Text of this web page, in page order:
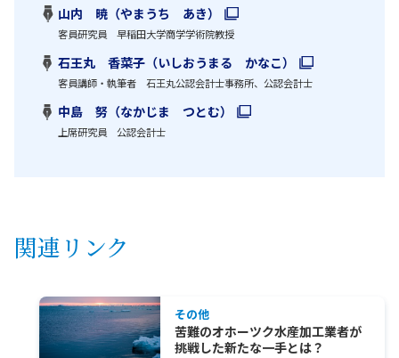
山内 暁（やまうち あき）
客員研究員 早稲田大学商学学術院教授
石王丸 香菜子（いしおうまる かなこ）
客員講師・執筆者 石王丸公認会計士事務所、公認会計士
中島 努（なかじま つとむ）
上席研究員 公認会計士
関連リンク
その他
苦難のオホーツク水産加工業者が
挑戦した新たな一手とは？